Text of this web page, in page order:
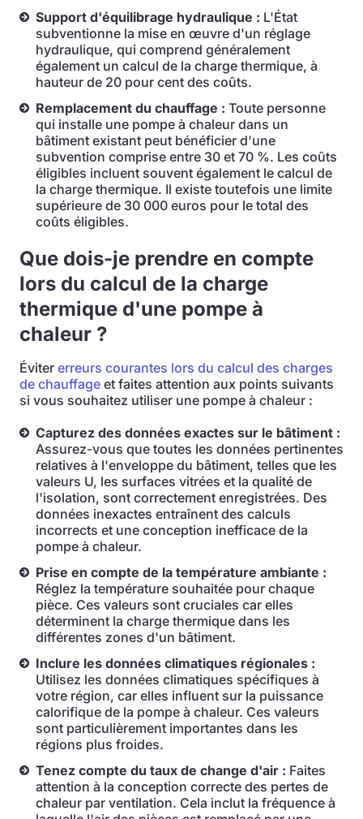
Support d'équilibrage hydraulique : L'État
subventionne la mise en œuvre d'un réglage
hydraulique, qui comprend généralement
également un calcul de la charge thermique, à
hauteur de 20 pour cent des coûts.
Remplacement du chauffage : Toute personne
qui installe une pompe à chaleur dans un
bâtiment existant peut bénéficier d'une
subvention comprise entre 30 et 70 %. Les coûts
éligibles incluent souvent également le calcul de
la charge thermique. Il existe toutefois une limite
supérieure de 30 000 euros pour le total des
coûts éligibles.
Que dois-je prendre en compte
lors du calcul de la charge
thermique d'une pompe à
chaleur ?
Éviter erreurs courantes lors du calcul des charges
de chauffage et faites attention aux points suivants
si vous souhaitez utiliser une pompe à chaleur :
Capturez des données exactes sur le bâtiment :
Assurez-vous que toutes les données pertinentes
relatives à l'enveloppe du bâtiment, telles que les
valeurs U, les surfaces vitrées et la qualité de
l'isolation, sont correctement enregistrées. Des
données inexactes entraînent des calculs
incorrects et une conception inefficace de la
pompe à chaleur.
Prise en compte de la température ambiante :
Réglez la température souhaitée pour chaque
pièce. Ces valeurs sont cruciales car elles
déterminent la charge thermique dans les
différentes zones d'un bâtiment.
Inclure les données climatiques régionales :
Utilisez les données climatiques spécifiques à
votre région, car elles influent sur la puissance
calorifique de la pompe à chaleur. Ces valeurs
sont particulièrement importantes dans les
régions plus froides.
Tenez compte du taux de change d'air : Faites
attention à la conception correcte des pertes de
chaleur par ventilation. Cela inclut la fréquence à